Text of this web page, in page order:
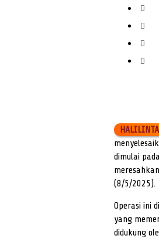
dimulai
(8/5/2025).
Operasi ini
yang
didukung